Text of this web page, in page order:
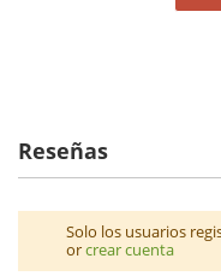
Reseñas
Solo los usuarios
orcrear cuenta